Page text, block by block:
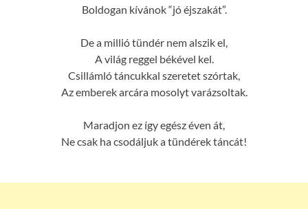
Boldogan kívánok “jó éjszakát”.
De a millió tündér nem alszik el,
A világ reggel békével kel.
Csillámló táncukkal szeretet szórtak,
Az emberek arcára mosolyt varázsoltak.
Maradjon ez így egész éven át,
Ne csak ha csodáljuk a tündérek táncát!